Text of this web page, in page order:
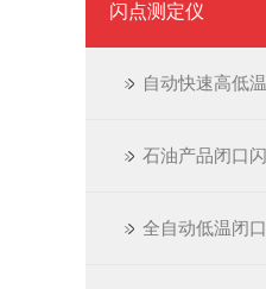
闪点测定仪
自动快速高低
石油产品闭口
全自动低温闭